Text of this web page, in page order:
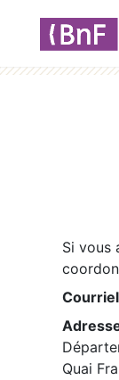
Si vous
Courriel
Quai